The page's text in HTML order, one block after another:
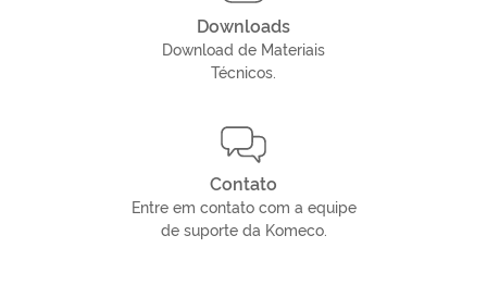
Downloads
Download de Materiais
Técnicos.
Contato
Entre em contato com a equipe
de suporte da Komeco.